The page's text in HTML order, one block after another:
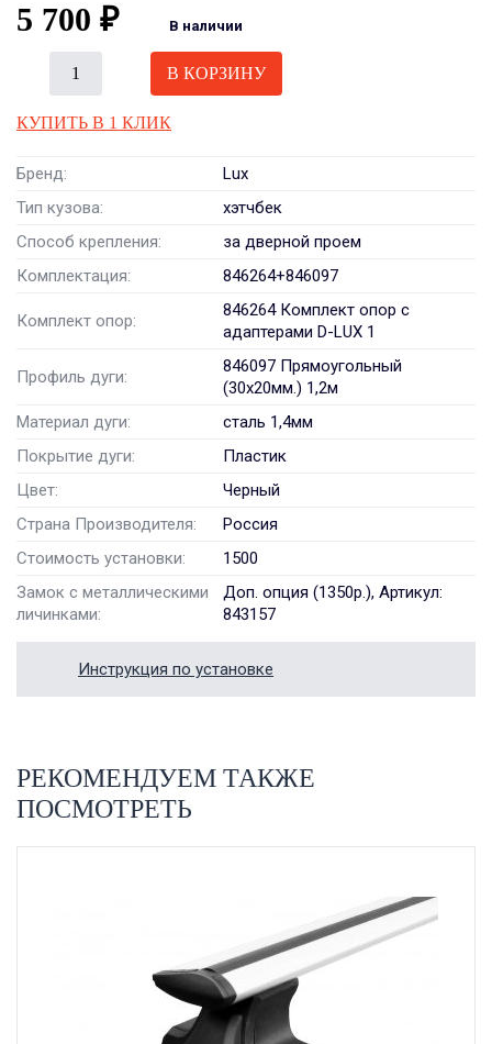
5 700 ₽ В наличии
В КОРЗИНУ
КУПИТЬ В 1 КЛИК
Бренд:
Lux
Тип кузова:
хэтчбек
Способ крепления:
за дверной проем
Комплектация:
846264+846097
Комплект опор:
846264 Комплект опор с
адаптерами D-LUX 1
Профиль дуги:
846097 Прямоугольный
(30x20мм.) 1,2м
Материал дуги:
сталь 1,4мм
Покрытие дуги:
Пластик
Цвет:
Черный
Страна Производителя:
Россия
Стоимость установки:
1500
Замок с металлическими
личинками:
Доп. опция (1350р.), Артикул:
843157
Инструкция по установке
РЕКОМЕНДУЕМ ТАКЖЕ
ПОСМОТРЕТЬ